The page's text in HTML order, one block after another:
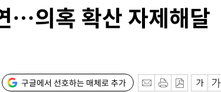
…의혹 확산 자제해달
구글에서 선호하는 매체로 추가